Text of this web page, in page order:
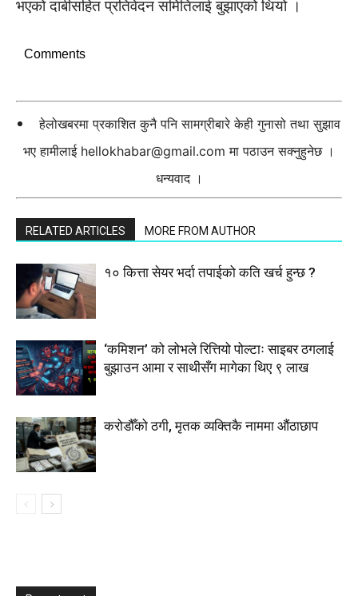
भएको दाबीसहित प्रतिवेदन समितिलाई बुझाएको थियो ।
Comments
हेलोखबरमा प्रकाशित कुनै पनि सामग्रीबारे केही गुनासो तथा सुझाव
भए हामीलाई hellokhabar@gmail.com मा पठाउन सक्नुहुनेछ ।
धन्यवाद ।
RELATED ARTICLES MORE FROM AUTHOR
१० कित्ता सेयर भर्दा तपाईको कति खर्च हुन्छ ?
‘कमिशन’ को लोभले रित्तियो पोल्टाः साइबर ठगलाई
बुझाउन आमा र साथीसँग मागेका थिए ९ लाख
करोडौँको ठगी, मृतक व्यक्तिकै नाममा औंठाछाप